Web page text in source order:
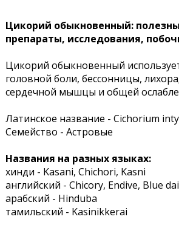
Цикорий обыкновенный:
препараты, исследования,
Цикорий обыкновенный
головной боли, бессонницы,
сердечной мышцы и общей
Латинское название - Cichorium
Семейство - Астровые
Названия на разных языках:
хинди - Kasani, Chichori, Kasni
английский - Chicory, Endive, Blue
арабский - Hinduba
тамильский - Kasinikkerai